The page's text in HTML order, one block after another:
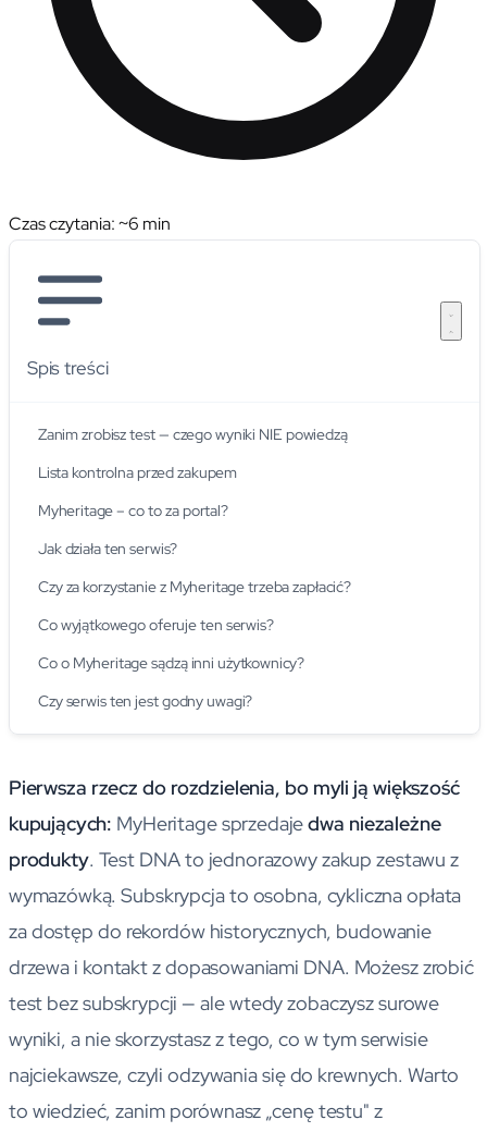
Czas czytania: ~6 min
Spis treści
Zanim zrobisz test — czego wyniki NIE powiedzą
Lista kontrolna przed zakupem
Myheritage – co to za portal?
Jak działa ten serwis?
Czy za korzystanie z Myheritage trzeba zapłacić?
Co wyjątkowego oferuje ten serwis?
Co o Myheritage sądzą inni użytkownicy?
Czy serwis ten jest godny uwagi?
Pierwsza rzecz do rozdzielenia, bo myli ją większość
kupujących: MyHeritage sprzedajedwa niezależne
produkty. Test DNA to jednorazowy zakup zestawu z
wymazówką. Subskrypcja to osobna, cykliczna opłata
za dostęp do rekordów historycznych, budowanie
drzewa i kontakt z dopasowaniami DNA. Możesz zrobić
test bez subskrypcji — ale wtedy zobaczysz surowe
wyniki, a nie skorzystasz z tego, co w tym serwisie
najciekawsze, czyli odzywania się do krewnych. Warto
to wiedzieć, zanim porównasz „cenę testu" z